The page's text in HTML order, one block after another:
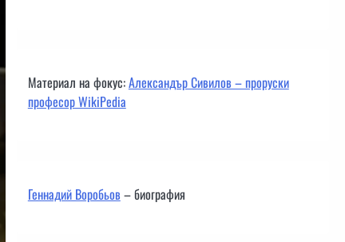
Материал на фокус:Александър Сивилов – проруски
професор WikiPedia
Геннадий Воробьов– биография